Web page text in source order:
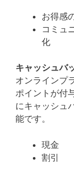
お得感
コミュ
化
キャッシュバ
オンラインプ
ポイントが付
にキャッシュ
能です。
現金
割引